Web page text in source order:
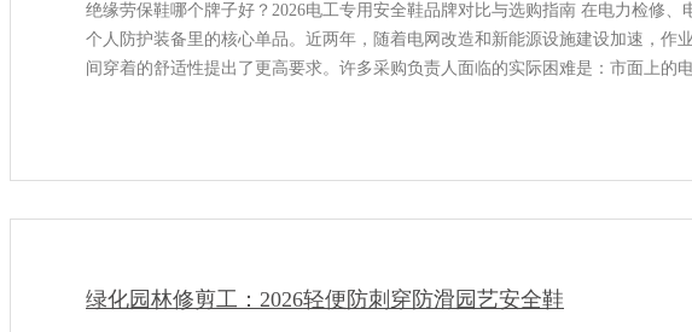
绝缘劳保鞋哪个牌子好？2026电工专用安全鞋品牌对比与选购指南 在电力检修
个人防护装备里的核心单品。近两年，随着电网改造和新能源设施建设加速，作
间穿着的舒适性提出了更高要求。许多采购负责人面临的实际困难是：市面上的
绿化园林修剪工：2026轻便防刺穿防滑园艺安全鞋